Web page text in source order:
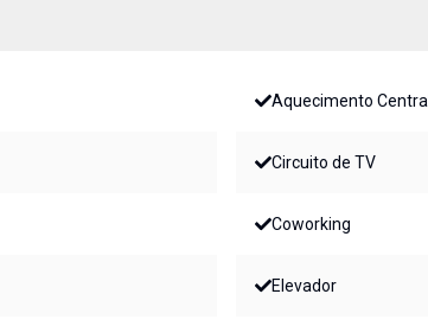
Aquecimento Central
Circuito de TV
Coworking
Elevador